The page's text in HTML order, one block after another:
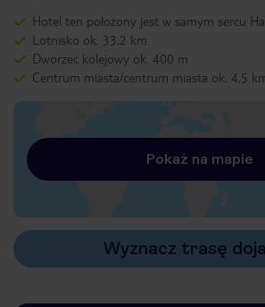
Hotel ten położony jest w samym sercu
Lotnisko ok. 33,2 km
Dworzec kolejowy ok. 400 m
Centrum miasta/centrum miasta ok. 4,5
Pokaż na mapie
Wyznacz trasę